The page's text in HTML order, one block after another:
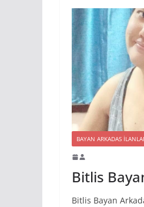
BAYAN ARKADAS
Bitlis
Bitlis Bayan